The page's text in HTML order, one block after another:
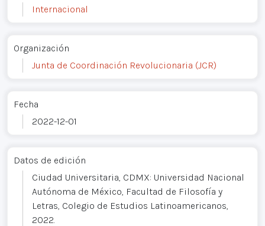
Internacional
Organización
Junta de Coordinación Revolucionaria (JCR)
Fecha
2022-12-01
Datos de edición
Ciudad Universitaria, CDMX: Universidad Nacional
Autónoma de México, Facultad de Filosofía y
Letras, Colegio de Estudios Latinoamericanos,
2022.